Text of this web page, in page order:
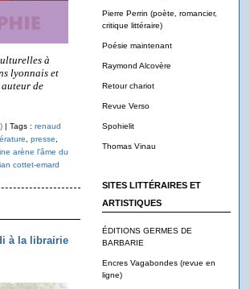
Pierre Perrin (poète, romancier,
critique littéraire)
Poésie maintenant
Raymond Alcovère
Retour chariot
Revue Verso
Spohielit
Thomas Vinau
SITES LITTÉRAIRES ET
ARTISTIQUES
ÉDITIONS GERMES DE
BARBARIE
Encres Vagabondes (revue en
ligne)
à
lyonnais et
de
| Tags : renaud
, presse,
arène l'âme du
cottet-emard
à la librairie